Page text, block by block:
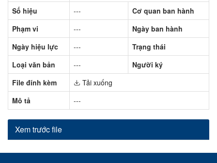
Số hiệu
---
Cơ quan ban hành
Phạm vi
---
Ngày ban hành
Ngày hiệu lực
---
Trạng thái
Loại văn bản
---
Người ký
File đính kèm
Tải xuống
Mô tả
---
Xem trước file